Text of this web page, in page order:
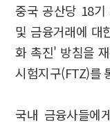
중국 공산당 18
및 금융거래에 대
화 촉진' 방침을
시험지구(FTZ)를
국내 금융사들에